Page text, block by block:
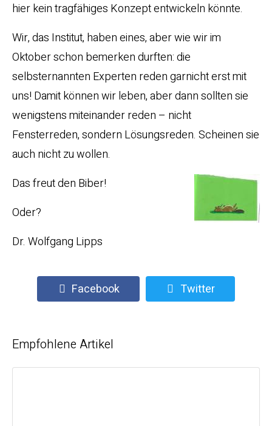
hier kein tragfähiges Konzept entwickeln könnte.
Wir, das Institut, haben eines, aber wie wir im
Oktober schon bemerken durften: die
selbsternannten Experten reden garnicht erst mit
uns! Damit können wir leben, aber dann sollten sie
wenigstens miteinander reden – nicht
Fensterreden, sondern Lösungsreden. Scheinen sie
auch nicht zu wollen.
Das freut den Biber!
Oder?
Dr. Wolfgang Lipps
Facebook Twitter
Empfohlene Artikel